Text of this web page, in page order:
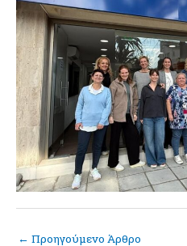
← Προηγούμενο Άρθρο